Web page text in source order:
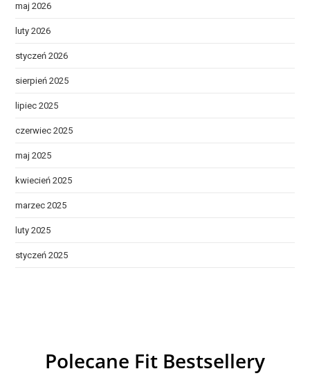
maj 2026
luty 2026
styczeń 2026
sierpień 2025
lipiec 2025
czerwiec 2025
maj 2025
kwiecień 2025
marzec 2025
luty 2025
styczeń 2025
Polecane Fit Bestsellery